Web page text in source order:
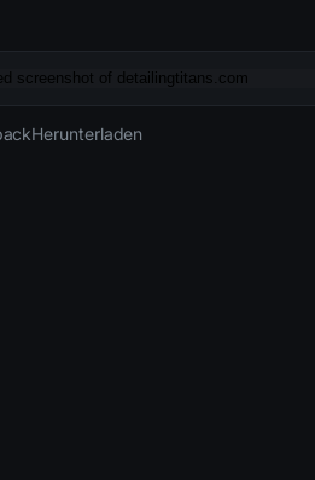
Letzter bekanntermaßen aktiv · HTTP 200
Herunterladen